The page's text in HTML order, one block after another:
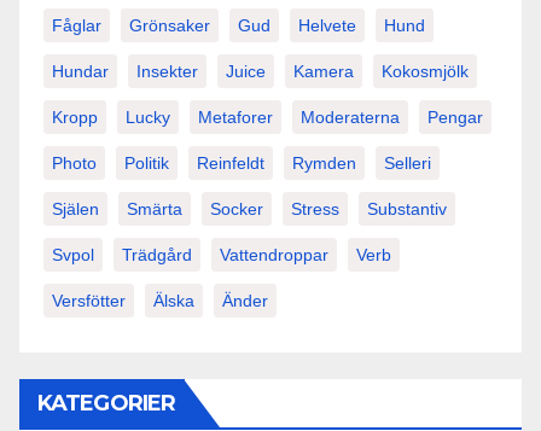
Fåglar Grönsaker Gud Helvete Hund
Hundar Insekter Juice Kamera Kokosmjölk
Kropp Lucky Metaforer Moderaterna Pengar
Photo Politik Reinfeldt Rymden Selleri
Själen Smärta Socker Stress Substantiv
Svpol Trädgård Vattendroppar Verb
Versfötter Älska Änder
KATEGORIER